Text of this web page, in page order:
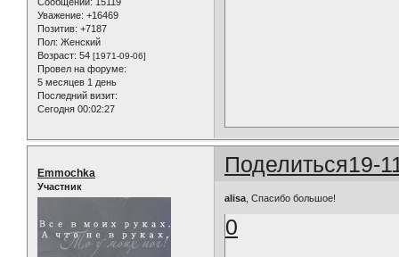
Уважение: +16469
Позитив: +7187
Пол: Женский
Возраст: 54 [1971-09-06]
Провел на форуме:
5 месяцев 1 день
Последний визит:
Сегодня 00:02:27
Поделиться19-
Emmochka
Участник
alisa , Спасибо большое!
0